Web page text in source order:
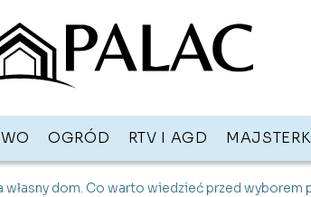
OGRÓD RTV I AGD
dom. Co warto wiedzieć przed wyborem